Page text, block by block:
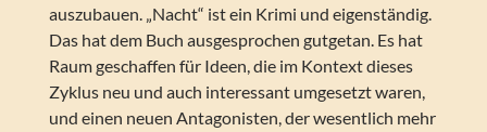
auszubauen. „Nacht“ ist ein Krimi und eigenständig.
Das hat dem Buch ausgesprochen gutgetan. Es hat
Raum geschaffen für Ideen, die im Kontext dieses
Zyklus neu und auch interessant umgesetzt waren,
und einen neuen Antagonisten, der wesentlich mehr